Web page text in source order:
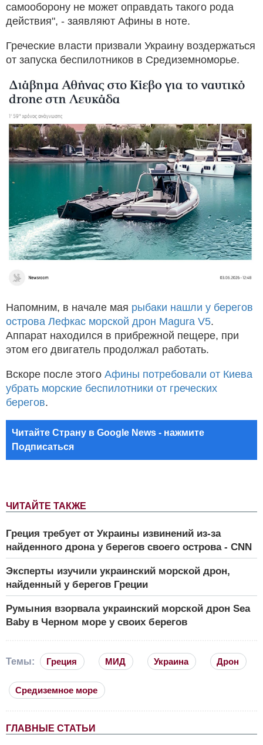
ЧИТАЙТЕ ТАКЖЕ
Греция требует от Украины извинений из-за
найденного дрона у берегов своего острова - CNN
Эксперты изучили украинский морской дрон,
найденный у берегов Греции
Румыния взорвала украинский морской дрон Sea
Baby в Черном море у своих берегов
самооборону не может оправдать такого рода
действия", - заявляют Афины в ноте.
Греческие власти призвали Украину воздержаться
от запуска беспилотников в Средиземноморье.
Напомним, в начале мая рыбаки нашли у берегов
острова Лефкас морской дрон Magura V5.
Аппарат находился в прибрежной пещере, при
этом его двигатель продолжал работать.
Вскоре после этого Афины потребовали от Киева
убрать морские беспилотники от греческих
берегов.
Читайте Страну в Google News - нажмите
Подписаться
Темы: Греция МИД Украина Дрон
Средиземное море
ГЛАВНЫЕ СТАТЬИ